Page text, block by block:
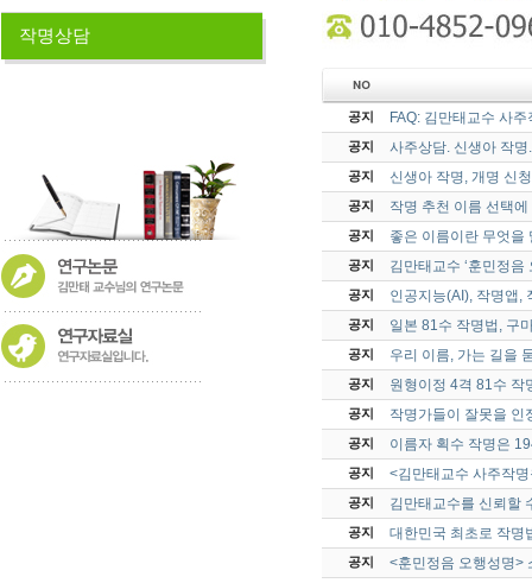
작명상담
공지 FAQ: 김만태교수 사
공지 사주상담. 신생아 작
공지 신생아 작명, 개명 신
공지 작명 추천 이름 선택
공지 좋은 이름이란 무엇을
공지 김만태교수 ‘훈민정음
공지 인공지능(AI), 작명앱,
공지 일본 81수 작명법, 구
공지 우리 이름, 가는 길을
공지 원형이정 4격 81수 작
공지 작명가들이 잘못을 인
공지 이름자 획수 작명은
공지 <김만태교수 사주작
공지 김만태교수를 신뢰할
공지 대한민국 최초로 작명
공지 <훈민정음 오행성명>